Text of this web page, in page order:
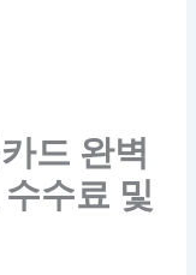
드 완벽
수료 및